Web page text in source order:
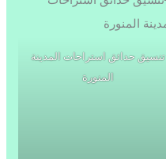
تنسيق حدائق استراحات المدينة
المنورة